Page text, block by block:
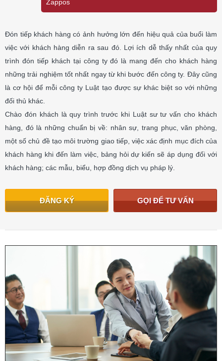
Zappos
Đón tiếp khách hàng có ảnh hưởng lớn đến hiệu quả của buổi làm
việc với khách hàng diễn ra sau đó. Lợi ích dễ thấy nhất của quy
trình đón tiếp khách tại công ty đó là mang đến cho khách hàng
những trải nghiệm tốt nhất ngay từ khi bước đến công ty. Đây cũng
là cơ hội để mỗi công ty Luật tạo được sự khác biệt so với những
đối thủ khác.
Chào đón khách là quy trình trước khi Luật sư tư vấn cho khách
hàng, đó là những chuẩn bị về: nhân sự, trang phục, văn phòng,
một số chủ đề tạo môi trường giao tiếp, việc xác định mục đích của
khách hàng khi đến làm việc, bảng hỏi dự kiến sẽ áp dụng đối với
khách hàng; các mẫu, biểu, hợp đồng dịch vụ pháp lý.
ĐĂNG KÝ GỌI ĐỂ TƯ VẤN